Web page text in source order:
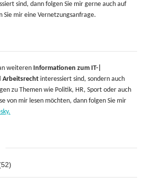
sind, dann folgen Sie mir gerne auch auf
Sie mir eine Vernetzungsanfrage.
weiteren Informationen zum IT-|
Arbeitsrecht interessiert sind, sondern auch
zu Themen wie Politik, HR, Sport oder auch
von mir lesen möchten, dann folgen Sie mir